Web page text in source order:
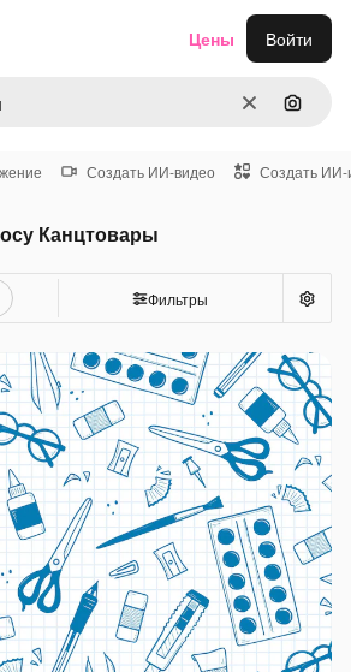
ОчиститьПоиск
Цены Войти
Создать ИИ-видео Создать ИИ-
Канцтовары
Фильтры